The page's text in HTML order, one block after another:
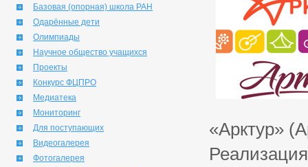
Базовая (опорная) школа РАН
Одарённые дети
Олимпиады
Научное общество учащихся
Проекты
Конкурс ФЦПРО
Медиатека
Мониторинг
Для поступающих
Видеогалерея
Фотогалерея
«Арктур»